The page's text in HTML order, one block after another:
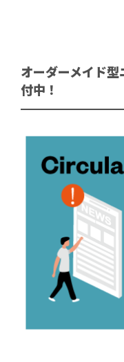
オーダーメイド型
付中！